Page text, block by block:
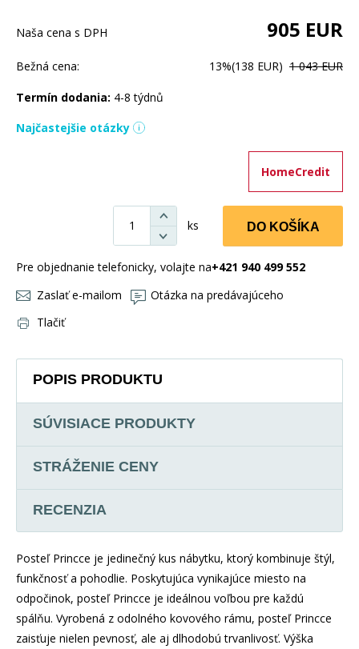
Naša cena s DPH 905 EUR
Bežná cena: 13%(138 EUR) 1 043 EUR
Termín dodania: 4-8 týdnů
Najčastejšie otázky
HomeCredit
ks DO KOŠÍKA
Pre objednanie telefonicky, volajte na+421 940 499 552
Zaslať e-mailom
Otázka na predávajúceho
Tlačiť
POPIS PRODUKTU
SÚVISIACE PRODUKTY
STRÁŽENIE CENY
RECENZIA
Posteľ Princce je jedinečný kus nábytku, ktorý kombinuje štýl,
funkčnosť a pohodlie. Poskytujúca vynikajúce miesto na
odpočinok, posteľ Princce je ideálnou voľbou pre každú
spálňu. Vyrobená z odolného kovového rámu, posteľ Princce
zaisťuje nielen pevnosť, ale aj dlhodobú trvanlivosť. Výška